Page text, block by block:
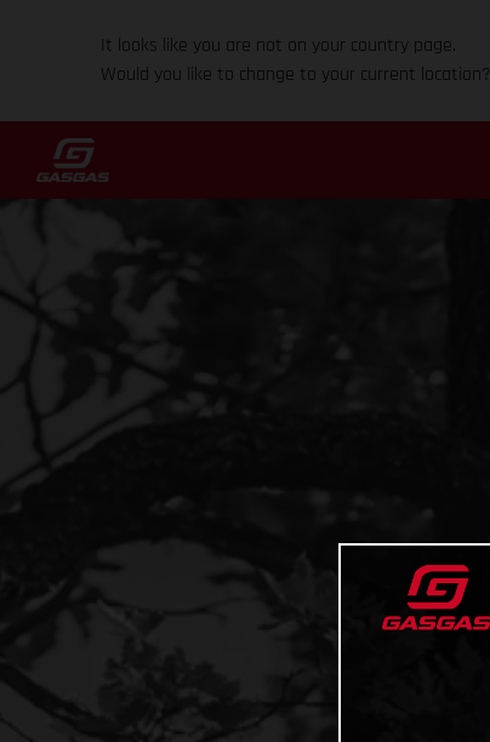
It looks like you are not on your country page.
Would you like to change to your current location?